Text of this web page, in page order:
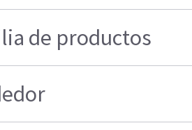
de productos